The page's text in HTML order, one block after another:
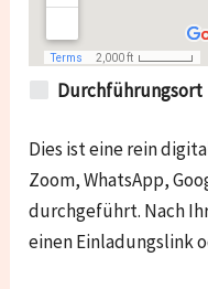
Durchführungsort
Dies ist eine rein
Zoom, WhatsApp,
durchgeführt. Nach
einen Einladungslink